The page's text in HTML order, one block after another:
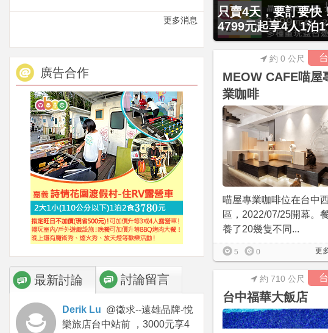
更多消息
廣告合作
最新討論 討論留言
Derik Lu @徵求--遠雄品牌-悅
樂旅店台中站前 ，3000元享4
贈九族文化村門票2
大2幼(115公分以下
只賣4天，要訂要快
4799元起享4人1泊
MEOW CAFE喵屋
業咖啡
約 0 公尺
喵屋專業咖啡位在台中
區，2022/07/25開幕。
養了20幾隻不同...
更
5 0
台中福華大飯店
約 710 公尺